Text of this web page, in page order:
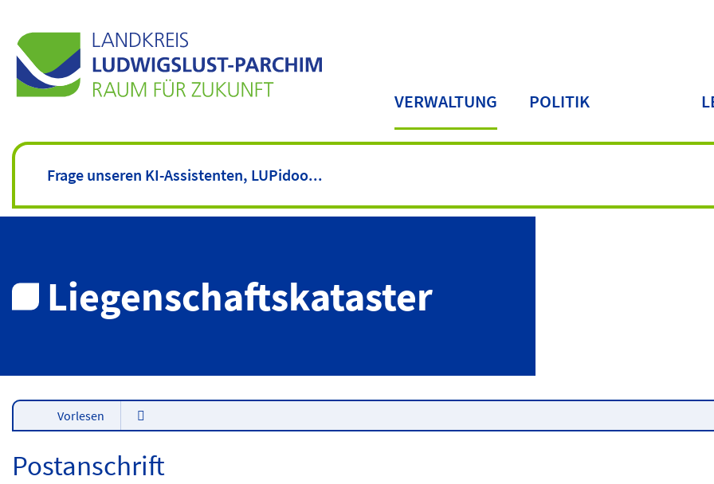
VERWALTUNG POLITIK
Liegenschaftskataster
Vorlesen
Postanschrift